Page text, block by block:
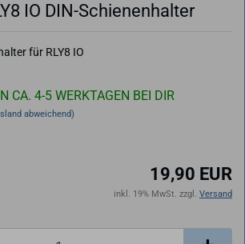
IO DIN-​Schienenhalter
für RLY8 IO
CA. 4-5 WERKTAGEN BEI DIR
abweichend)
19,90 EUR
inkl. 19% MwSt. zzgl. Versand